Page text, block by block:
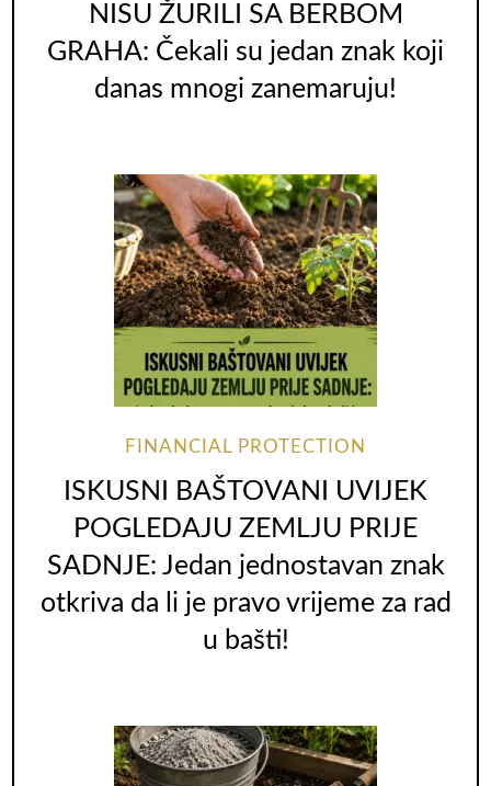
NISU ŽURILI SA BERBOM
GRAHA: Čekali su jedan znak koji
danas mnogi zanemaruju!
FINANCIAL PROTECTION
ISKUSNI BAŠTOVANI UVIJEK
POGLEDAJU ZEMLJU PRIJE
SADNJE: Jedan jednostavan znak
otkriva da li je pravo vrijeme za rad
u bašti!